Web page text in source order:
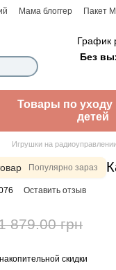
Мама блоггер
Пакет
График
Без
Товары по уходу
детей
Игрушки на
Популярно зараз
Оставить отзыв
879.00 грн
скидки